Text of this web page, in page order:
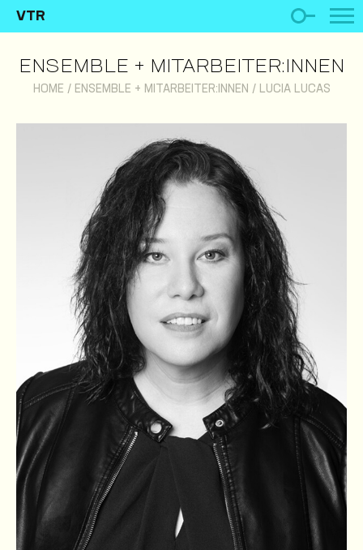
VTR
ENSEMBLE + MITARBEITER:INNEN
HOME / ENSEMBLE + MITARBEITER:INNEN / LUCIA LUCAS